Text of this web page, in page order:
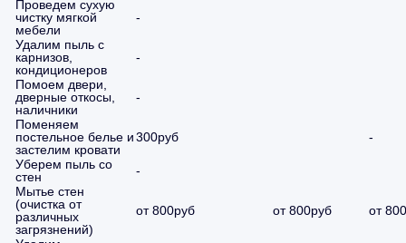
Проведем сухую
чистку мягкой
мебели
-
Удалим пыль с
карнизов,
кондиционеров
-
Помоем двери,
дверные откосы,
наличники
-
Поменяем
постельное белье и
застелим кровати
300руб
-
Уберем пыль со
стен
-
Мытье стен
(очистка от
различных
загрязнений)
от 800руб от 800руб от